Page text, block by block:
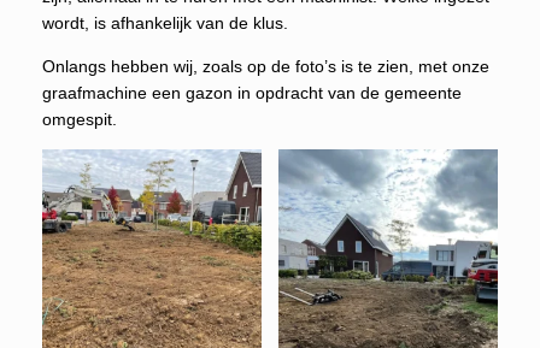
wordt, is afhankelijk van de klus.
Onlangs hebben wij, zoals op de foto’s is te zien, met onze
graafmachine een gazon in opdracht van de gemeente
omgespit.